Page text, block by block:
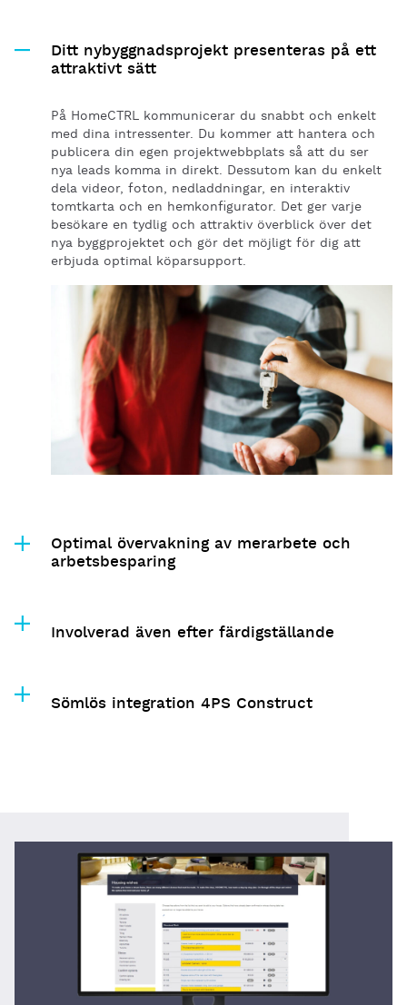
Ditt nybyggnadsprojekt presenteras på ett
attraktivt sätt
På HomeCTRL kommunicerar du snabbt och enkelt
med dina intressenter. Du kommer att hantera och
publicera din egen projektwebbplats så att du ser
nya leads komma in direkt. Dessutom kan du enkelt
dela videor, foton, nedladdningar, en interaktiv
tomtkarta och en hemkonfigurator. Det ger varje
besökare en tydlig och attraktiv överblick över det
nya byggprojektet och gör det möjligt för dig att
erbjuda optimal köparsupport.
Optimal övervakning av merarbete och
arbetsbesparing
Involverad även efter färdigställande
Sömlös integration 4PS Construct